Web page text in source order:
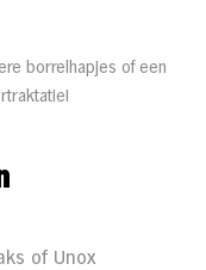
borrelhapjes of een
of Unox